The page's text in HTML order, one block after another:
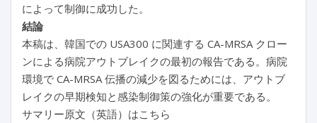
によって制御に成功した。
結論
本稿は、韓国での USA300 に関連する CA-MRSA クロー
ンによる病院アウトブレイクの最初の報告である。病院
環境で CA-MRSA 伝播の減少を図るためには、アウトブ
レイクの早期検知と感染制御策の強化が重要である。
サマリー原文（英語）はこちら